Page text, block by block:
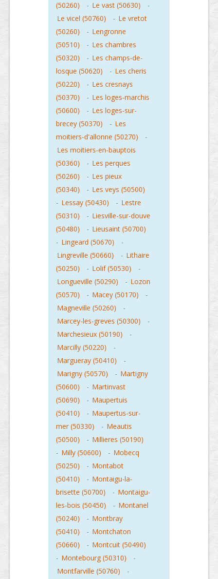
(50260)
- Le vast (50630)
-
Le vicel (50760)
- Le vretot
(50260)
- Lengronne
(50510)
- Les chambres
(50320)
- Les champs-de-
losque (50620)
- Les cheris
(50220)
- Les cresnays
(50370)
- Les loges-marchis
(50600)
- Les loges-sur-
brecey (50370)
- Les
moitiers-d'allonne (50270)
-
Les moitiers-en-bauptois
(50360)
- Les perques
(50260)
- Les pieux
(50340)
- Les veys (50500)
- Lessay (50430) - Lestre
(50310)
- Liesville-sur-douve
(50480)
- Lieusaint (50700)
- Lingeard (50670)
-
Lingreville (50660)
- Lithaire
(50250)
- Lolif (50530)
-
Longueville (50290)
- Lozon
(50570)
- Macey (50170)
-
Magneville (50260)
-
Marcey-les-greves (50300)
-
Marchesieux (50190)
-
Marcilly (50220)
-
Margueray (50410)
-
Marigny (50570)
- Martigny
(50600)
- Martinvast
(50690)
- Maupertuis
(50410)
- Maupertus-sur-
mer (50330)
- Meautis
(50500)
- Millieres (50190)
- Milly (50600) - Mobecq
(50250)
- Montabot
(50410)
- Montaigu-la-
brisette (50700)
- Montaigu-
les-bois (50450)
- Montanel
(50240)
- Montbray
(50410)
- Montchaton
(50660)
- Montcuit (50490)
- Montebourg (50310)
-
Montfarville (50760)
-